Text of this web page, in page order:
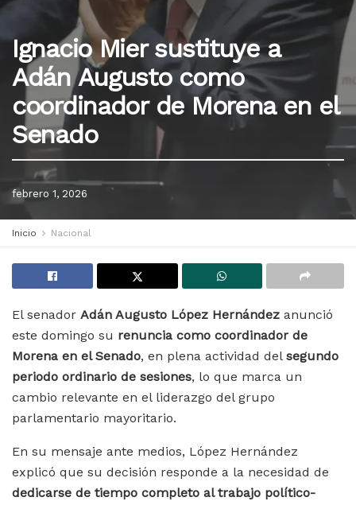
Ignacio Mier sustituye a
Adán Augusto como
coordinador de Morena en el
Senado
febrero 1, 2026
Inicio Nacional
El senador Adán Augusto López Hernández anunció
este domingo su renuncia como coordinador de
Morena en el Senado, en plena actividad del segundo
periodo ordinario de sesiones, lo que marca un
cambio relevante en el liderazgo del grupo
parlamentario mayoritario.
En su mensaje ante medios, López Hernández
explicó que su decisión responde a la necesidad de
dedicarse de tiempo completo al trabajo político-